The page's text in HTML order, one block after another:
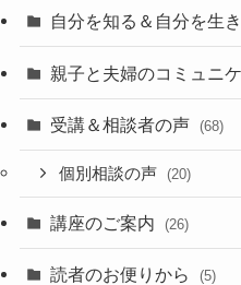
自分を知る＆自分を生
親子と夫婦のコミュニ
受講＆相談者の声 (68)
個別相談の声 (20)
講座のご案内 (26)
読者のお便りから (5)